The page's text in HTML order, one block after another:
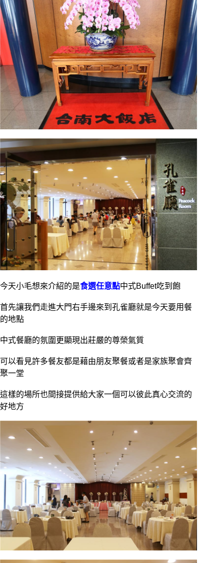
今天小毛想來介紹的是食選任意點中式Buffet吃到飽
首先讓我們走進大門右手邊來到孔雀廳就是今天要用餐
的地點
中式餐廳的氛圍更顯現出莊嚴的尊榮氣質
可以看見許多餐友都是藉由朋友聚餐或者是家族聚會齊
聚一堂
這樣的場所也間接提供給大家一個可以彼此真心交流的
好地方